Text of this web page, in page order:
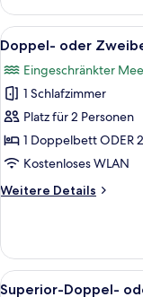
Einzelzimmer,
Meerseite
Alle
Fotos
für
Doppel-
oder
Zweibettzimmer,
eingeschränkter
anzeigen
5
Doppel- oder
Eingeschränkter
1 Schlafzimmer
Platz für 2 Personen
1 Doppelbett ODER
Kostenloses WLAN
Weitere Details
Weitere
oder
Zweibettzimmer,
eingeschränkter
Alle6
Superior-Doppel-